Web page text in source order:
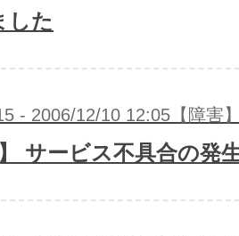
した
- 2006/12/10 12:05【障害
サービス不具合の発